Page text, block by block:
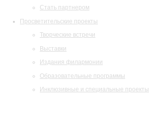
Стать партнером
Просветительские проекты
Творческие встречи
Выставки
Издания филармонии
Образовательные программы
Инклюзивные и специальные проекты